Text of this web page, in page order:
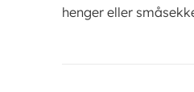
henger eller